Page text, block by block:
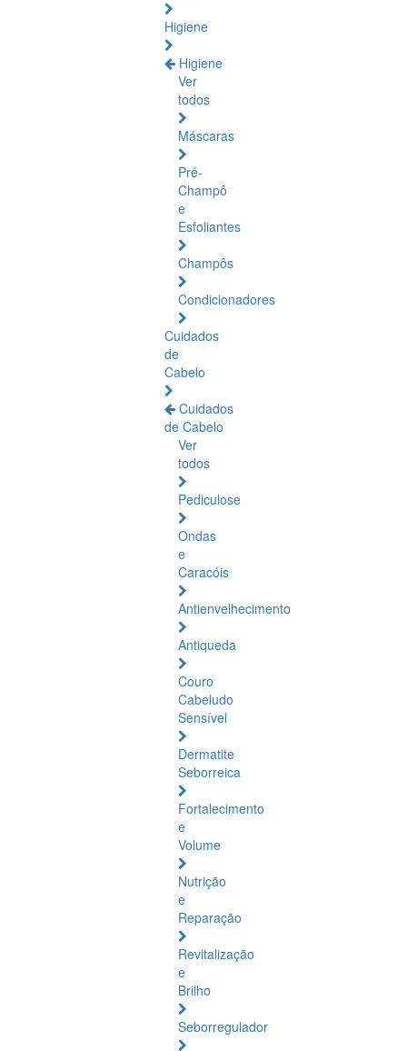
Higiene
Higiene
Ver
todos
Máscaras
Pré-
Champô
e
Esfoliantes
Champôs
Condicionadores
Cuidados
de
Cabelo
Cuidados
de Cabelo
Ver
todos
Pediculose
Ondas
e
Caracóis
Antienvelhecimento
Antiqueda
Couro
Cabeludo
Sensível
Dermatite
Seborreica
Fortalecimento
e
Volume
Nutrição
e
Reparação
Revitalização
e
Brilho
Seborregulador